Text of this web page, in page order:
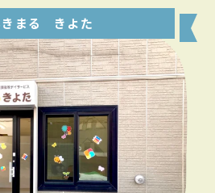
きまる きよた